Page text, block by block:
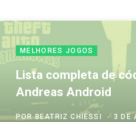
MELHORES JOGOS
Lista completa de
Andreas Android
PORBEATRIZ CHIESSI 3 DE